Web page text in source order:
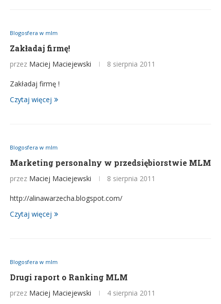
Blogosfera w mlm
Zakładaj firmę!
przez Maciej Maciejewski 8 sierpnia 2011
Zakładaj firmę !
Czytaj więcej
Blogosfera w mlm
Marketing personalny w przedsiębiorstwie MLM
przez Maciej Maciejewski 8 sierpnia 2011
http://alinawarzecha.blogspot.com/
Czytaj więcej
Blogosfera w mlm
Drugi raport o Ranking MLM
przez Maciej Maciejewski 4 sierpnia 2011